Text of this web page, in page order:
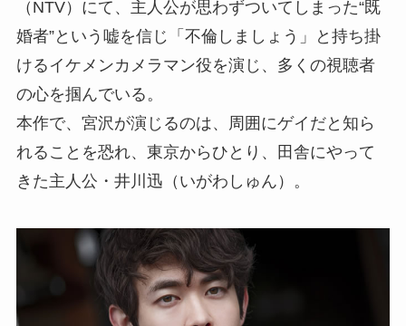
（NTV）にて、主人公が思わずついてしまった“既
婚者”という嘘を信じ「不倫しましょう」と持ち掛
けるイケメンカメラマン役を演じ、多くの視聴者
の心を掴んでいる。
本作で、宮沢が演じるのは、周囲にゲイだと知ら
れることを恐れ、東京からひとり、田舎にやって
きた主人公・井川迅（いがわしゅん）。